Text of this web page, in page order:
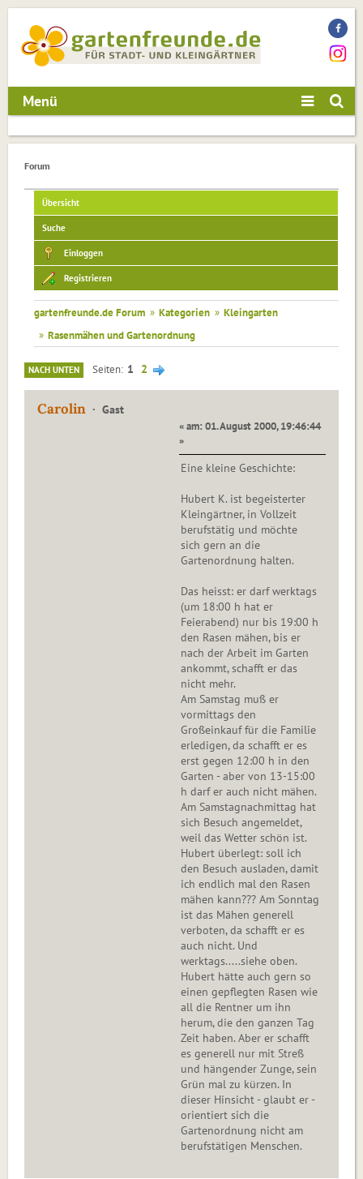
Menü
Forum
Übersicht
Suche
Einloggen
Registrieren
gartenfreunde.de Forum » Kategorien » Kleingarten
» Rasenmähen und Gartenordnung
NACH UNTEN Seiten 1 2
Carolin Gast
« am: 01. August 2000, 19:46:44
»
Eine kleine Geschichte:
Hubert K. ist begeisterter
Kleingärtner, in Vollzeit
berufstätig und möchte
sich gern an die
Gartenordnung halten.
Das heisst: er darf werktags
(um 18:00 h hat er
Feierabend) nur bis 19:00 h
den Rasen mähen, bis er
nach der Arbeit im Garten
ankommt, schafft er das
nicht mehr.
Am Samstag muß er
vormittags den
Großeinkauf für die Familie
erledigen, da schafft er es
erst gegen 12:00 h in den
Garten - aber von 13-15:00
h darf er auch nicht mähen.
Am Samstagnachmittag hat
sich Besuch angemeldet,
weil das Wetter schön ist.
Hubert überlegt: soll ich
den Besuch ausladen, damit
ich endlich mal den Rasen
mähen kann??? Am Sonntag
ist das Mähen generell
verboten, da schafft er es
auch nicht. Und
werktags.....siehe oben.
Hubert hätte auch gern so
einen gepflegten Rasen wie
all die Rentner um ihn
herum, die den ganzen Tag
Zeit haben. Aber er schafft
es generell nur mit Streß
und hängender Zunge, sein
Grün mal zu kürzen. In
dieser Hinsicht - glaubt er -
orientiert sich die
Gartenordnung nicht am
berufstätigen Menschen.